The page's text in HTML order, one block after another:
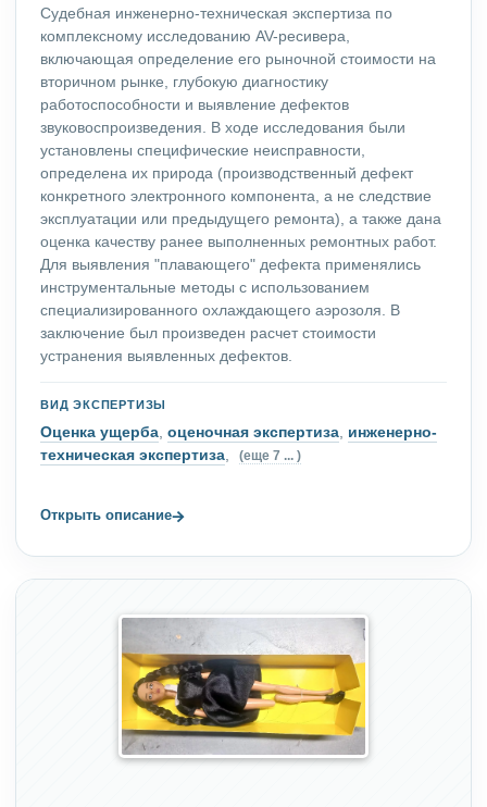
Судебная инженерно-техническая экспертиза по
комплексному исследованию AV-ресивера,
включающая определение его рыночной стоимости на
вторичном рынке, глубокую диагностику
работоспособности и выявление дефектов
звуковоспроизведения. В ходе исследования были
установлены специфические неисправности,
определена их природа (производственный дефект
конкретного электронного компонента, а не следствие
эксплуатации или предыдущего ремонта), а также дана
оценка качеству ранее выполненных ремонтных работ.
Для выявления "плавающего" дефекта применялись
инструментальные методы с использованием
специализированного охлаждающего аэрозоля. В
заключение был произведен расчет стоимости
устранения выявленных дефектов.
ВИД ЭКСПЕРТИЗЫ
Оценка ущерба, оценочная экспертиза, инженерно-
техническая экспертиза, (еще 7 ... )
Открыть описание→